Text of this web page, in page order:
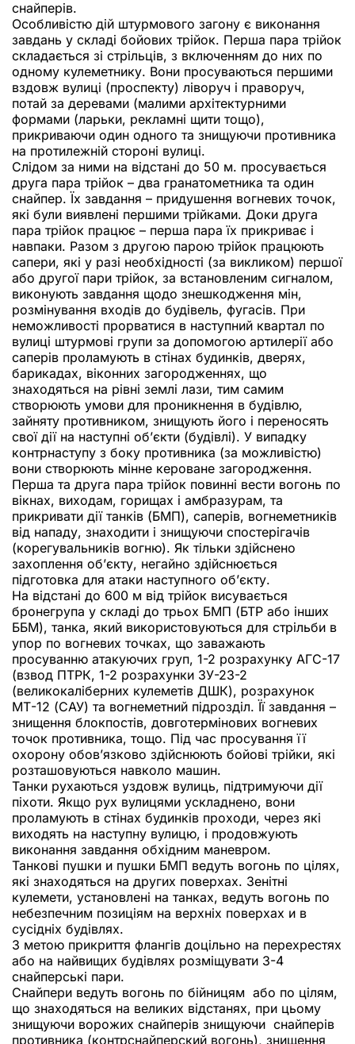
снайперів.
Особливістю дій штурмового загону є виконання
завдань у складі бойових трійок. Перша пара трійок
складається зі стрільців, з включенням до них по
одному кулеметнику. Вони просуваються першими
вздовж вулиці (проспекту) ліворуч і праворуч,
потай за деревами (малими архітектурними
формами (ларьки, рекламні щити тощо),
прикриваючи один одного та знищуючи противника
на протилежній стороні вулиці.
Слідом за ними на відстані до 50 м. просувається
друга пара трійок – два гранатометника та один
снайпер. Їх завдання – придушення вогневих точок,
які були виявлені першими трійками. Доки друга
пара трійок працює – перша пара їх прикриває і
навпаки. Разом з другою парою трійок працюють
сапери, які у разі необхідності (за викликом) першої
або другої пари трійок, за встановленим сигналом,
виконують завдання щодо знешкодження мін,
розмінування входів до будівель, фугасів. При
неможливості прорватися в наступний квартал по
вулиці штурмові групи за допомогою артилерії або
саперів проламують в стінах будинків, дверях,
барикадах, віконних загородженнях, що
знаходяться на рівні землі лази, тим самим
створюють умови для проникнення в будівлю,
зайняту противником, знищують його і переносять
свої дії на наступні об’єкти (будівлі). У випадку
контрнаступу з боку противника (за можливістю)
вони створюють мінне кероване загородження.
Перша та друга пара трійок повинні вести вогонь по
вікнах, виходам, горищах і амбразурам, та
прикривати дії танків (БМП), саперів, вогнеметників
від нападу, знаходити і знищуючи спостерігачів
(корегувальників вогню). Як тільки здійснено
захоплення об’єкту, негайно здійснюється
підготовка для атаки наступного об’єкту.
На відстані до 600 м від трійок висувається
бронегрупа у складі до трьох БМП (БТР або інших
ББМ), танка, який використовуються для стрільби в
упор по вогневих точках, що заважають
просуванню атакуючих груп, 1-2 розрахунку АГС-17
(взвод ПТРК, 1-2 розрахунки ЗУ-23-2
(великокаліберних кулеметів ДШК), розрахунок
МТ-12 (САУ) та вогнеметний підрозділ. Її завдання –
знищення блокпостів, довготермінових вогневих
точок противника, тощо. Під час просування її
охорону обов’язково здійснюють бойові трійки, які
розташовуються навколо машин.
Танки рухаються уздовж вулиць, підтримуючи дії
піхоти. Якщо рух вулицями ускладнено, вони
проламують в стінах будинків проходи, через які
виходять на наступну вулицю, і продовжують
виконання завдання обхідним маневром.
Танкові пушки и пушки БМП ведуть вогонь по цілях,
які знаходяться на других поверхах. Зенітні
кулемети, установлені на танках, ведуть вогонь по
небезпечним позиціям на верхніх поверхах и в
сусідніх будівлях.
З метою прикриття флангів доцільно на перехрестях
або на найвищих будівлях розміщувати 3-4
снайперські пари.
Снайпери ведуть вогонь по бійницям або по цілям,
що знаходяться на великих відстанях, при цьому
знищуючи ворожих снайперів знищуючи снайперів
противника (контрснайперский вогонь), знищення